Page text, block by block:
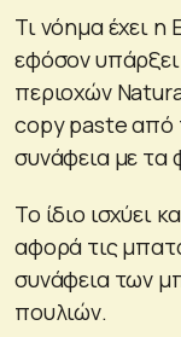
Τι νόημα έχει η
εφόσον
περιοχών
copy paste από
συνάφεια με τα
Το ίδιο ισχύει
αφορά τις
συνάφεια των
πουλιών.